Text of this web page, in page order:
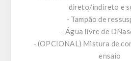
direto/indireto e
- Tampão de
- Água livre de
- (OPCIONAL) Mistura de
ensaio